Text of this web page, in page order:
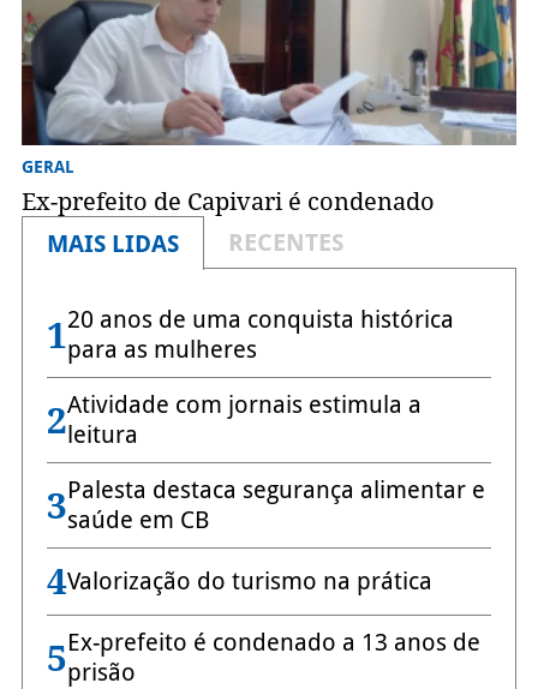
GERAL
Ex-prefeito de Capivari é condenado
MAIS LIDAS
RECENTES
120 anos de uma conquista histórica
para as mulheres
2Atividade com jornais estimula a
leitura
3Palesta destaca segurança alimentar e
saúde em CB
4Valorização do turismo na prática
5Ex-prefeito é condenado a 13 anos de
prisão